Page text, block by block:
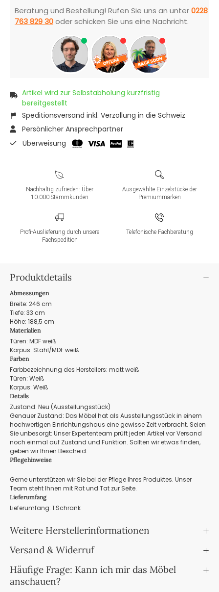
Beratung und Bestellung! Rufen Sie uns an unter0228
763 829 30oder schicken Sie uns eine Nachricht.
Artikel wird zur Selbstabholung kurzfristig
bereitgestellt
Speditionsversand inkl. Verzollung in die Schweiz
Persönlicher Ansprechpartner
Überweisung
Nachhaltig zufrieden: Über
10.000 Stammkunden
Ausgewählte Einzelstücke der
Premiummarken
Profi-Auslieferung durch unsere
Fachspedition
Telefonische Fachberatung
Produktdetails
Abmessungen
Breite: 246 cm
Tiefe: 33 cm
Höhe: 188,5 cm
Materialien
Türen: MDF weiß
Korpus: Stahl/MDF weiß
Farben
Farbbezeichnung des Herstellers: matt weiß
Türen: Weiß
Korpus: Weiß
Details
Zustand: Neu (Ausstellungsstück)
Genauer Zustand: Das Möbel hat als Ausstellungsstück in einem
hochwertigen Einrichtungshaus eine gewisse Zeit verbracht. Seien
Sie unbesorgt: Unser Expertenteam prüft jeden Artikel vor Versand
noch einmal auf Zustand und Funktion. Sollten wir etwas finden,
geben wir Ihnen Bescheid.
Pflegehinweise
Gerne unterstützen wir Sie bei der Pflege Ihres Produktes. Unser
Team steht Ihnen mit Rat und Tat zur Seite.
Lieferumfang
Lieferumfang: 1 Schrank
Weitere Herstellerinformationen
Versand & Widerruf
Häufige Frage: Kann ich mir das Möbel
anschauen?